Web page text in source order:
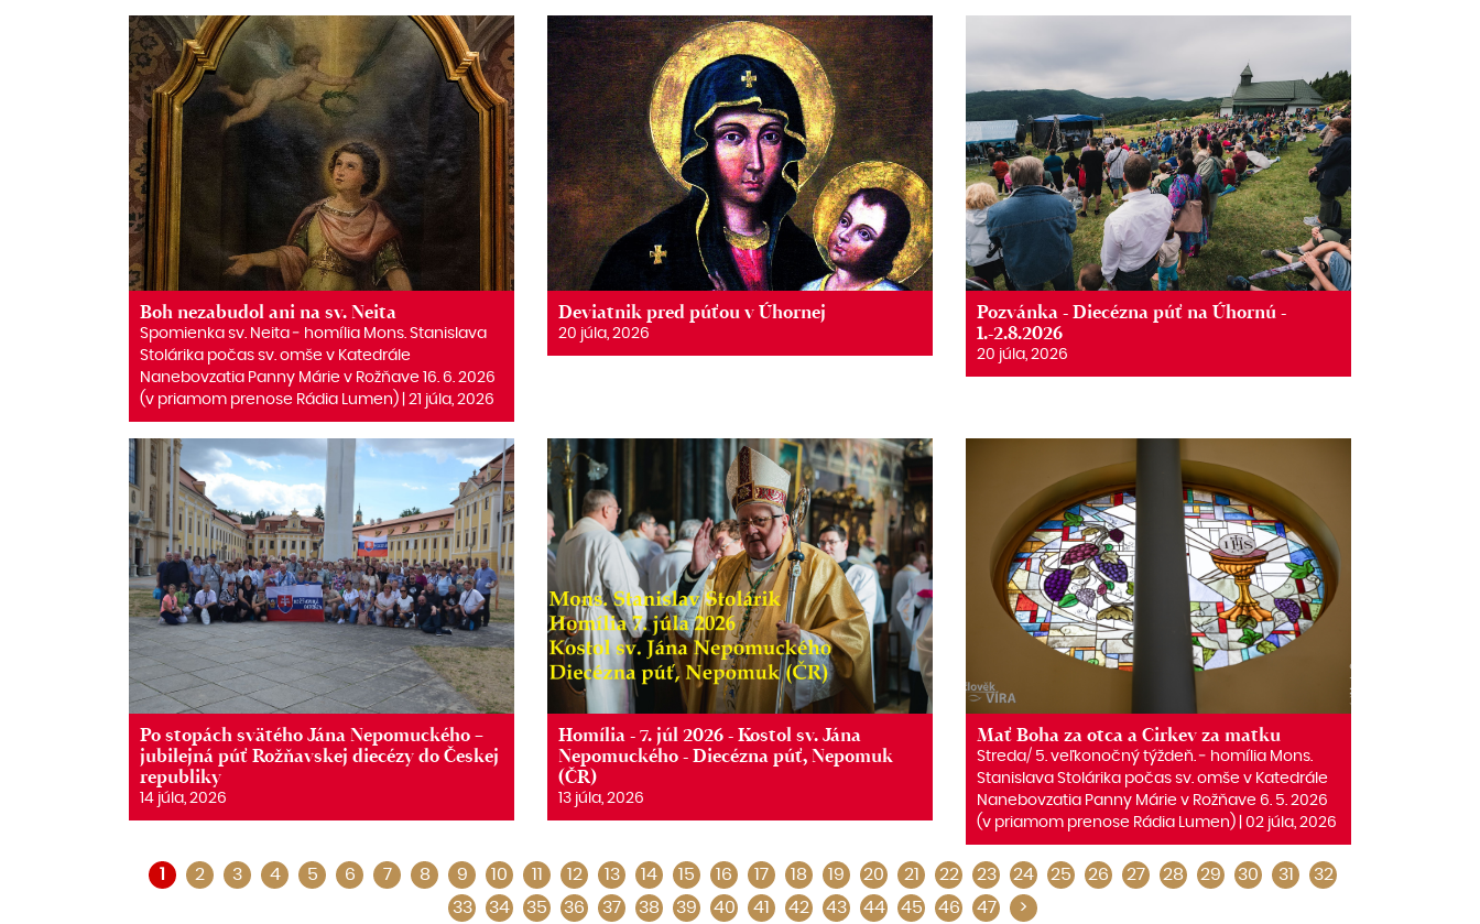
Boh nezabudol ani na sv. Neita
Spomienka sv. Neita ‒ homília Mons. Stanislava
Stolárika počas sv. omše v Katedrále
Nanebovzatia Panny Márie v Rožňave 16. 6. 2026
(v priamom prenose Rádia Lumen) | 21 júla, 2026
Deviatnik pred púťou v Úhornej
20 júla, 2026
Pozvánka - Diecézna púť na Úhornú -
1.-2.8.2026
20 júla, 2026
Po stopách svätého Jána Nepomuckého –
jubilejná púť Rožňavskej diecézy do Českej
republiky
14 júla, 2026
Homília - 7. júl 2026 - Kostol sv. Jána
Nepomuckého - Diecézna púť, Nepomuk
(ČR)
13 júla, 2026
Mať Boha za otca a Cirkev za matku
Streda/ 5. veľkonočný týždeň. ‒ homília Mons.
Stanislava Stolárika počas sv. omše v Katedrále
Nanebovzatia Panny Márie v Rožňave 6. 5. 2026
(v priamom prenose Rádia Lumen) | 02 júla, 2026
1 2 3 4 5 6 7 8 9 10 11 12 13 14 15 16 17 18 19 20 21 22 23 24 25 26 27 28 29 30 31
32
33
34 35 36 37 38 39 40 41 42 43 44 45 46 47 >